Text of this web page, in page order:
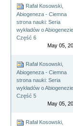
Rafał Kosowski,
Abiogeneza - Ciemna
strona nauki: Seria
wykładów o
Część 6
May 05,
Rafał Kosowski,
Abiogeneza - Ciemna
strona nauki: Seria
wykładów o
Część 5
May 05,
Rafał Kosowski,